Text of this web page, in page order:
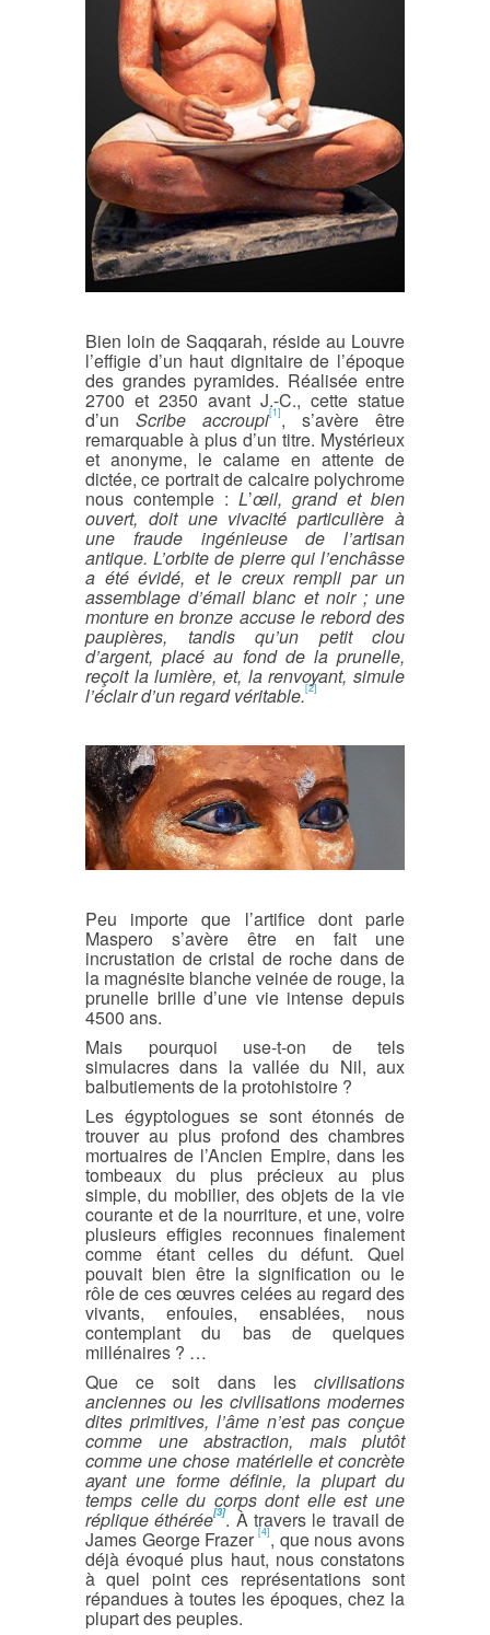
Bien loin de Saqqarah, réside au Louvre
l’effigie d’un haut dignitaire de l’époque
des grandes pyramides. Réalisée entre
2700 et 2350 avant J.-C., cette statue
d’un Scribe accroupi[1], s’avère être
remarquable à plus d’un titre. Mystérieux
et anonyme, le calame en attente de
dictée, ce portrait de calcaire polychrome
nous contemple : L’œil, grand et bien
ouvert, doit une vivacité particulière à
une fraude ingénieuse de l’artisan
antique. L’orbite de pierre qui l’enchâsse
a été évidé, et le creux rempli par un
assemblage d’émail blanc et noir ; une
monture en bronze accuse le rebord des
paupières, tandis qu’un petit clou
d’argent, placé au fond de la prunelle,
reçoit la lumière, et, la renvoyant, simule
l’éclair d’un regard véritable.[2]
Peu importe que l’artifice dont parle
Maspero s’avère être en fait une
incrustation de cristal de roche dans de
la magnésite blanche veinée de rouge, la
prunelle brille d’une vie intense depuis
4500 ans.
Mais pourquoi use-t-on de tels
simulacres dans la vallée du Nil, aux
balbutiements de la protohistoire ?
Les égyptologues se sont étonnés de
trouver au plus profond des chambres
mortuaires de l’Ancien Empire, dans les
tombeaux du plus précieux au plus
simple, du mobilier, des objets de la vie
courante et de la nourriture, et une, voire
plusieurs effigies reconnues finalement
comme étant celles du défunt. Quel
pouvait bien être la signification ou le
rôle de ces œuvres celées au regard des
vivants, enfouies, ensablées, nous
contemplant du bas de quelques
millénaires ? …
Que ce soit dans les civilisations
anciennes ou les civilisations modernes
dites primitives, l’âme n’est pas conçue
comme une abstraction, mais plutôt
comme une chose matérielle et concrète
ayant une forme définie, la plupart du
temps celle du corps dont elle est une
réplique éthérée[3]. À travers le travail de
James George Frazer [4], que nous avons
déjà évoqué plus haut, nous constatons
à quel point ces représentations sont
répandues à toutes les époques, chez la
plupart des peuples.